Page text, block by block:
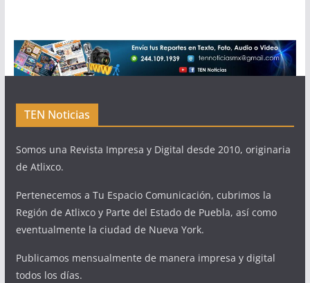
TEN Noticias
Somos una Revista Impresa y Digital desde 2010, originaria
de Atlixco.
Pertenecemos a Tu Espacio Comunicación, cubrimos la
Región de Atlixco y Parte del Estado de Puebla, así como
eventualmente la ciudad de Nueva York.
Publicamos mensualmente de manera impresa y digital
todos los días.